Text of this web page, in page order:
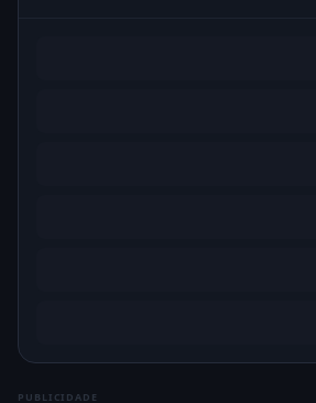
PUBLICIDADE